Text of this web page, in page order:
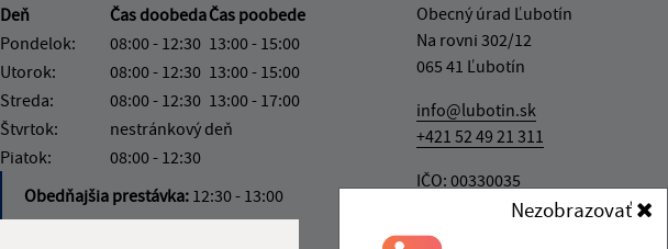
Nezobrazovať
Deň Čas doobedaČas poobede
Pondelok:
08:00 - 12:30 13:00 - 15:00
Utorok:
08:00 - 12:30 13:00 - 15:00
Streda:
08:00 - 12:30 13:00 - 17:00
Štvrtok:
nestránkový deň
Piatok:
08:00 - 12:30
Obedňajšia prestávka: 12:30 - 13:00
Obecný úrad Ľubotín
Na rovni 302/12
065 41 Ľubotín
info@lubotin.sk
+421 52 49 21 311
IČO: 00330035